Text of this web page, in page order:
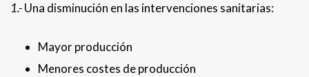
1.-Una disminución en las intervenciones sanitarias:
Mayor producción
Menores costes de producción